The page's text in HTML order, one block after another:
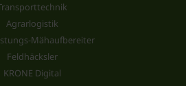
Agrarlogistik
Mähaufbereiter
Feldhäcksler
KRONE Digital